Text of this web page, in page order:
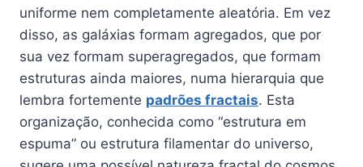
uniforme nem completamente aleatória. Em vez
disso, as galáxias formam agregados, que por
sua vez formam superagregados, que formam
estruturas ainda maiores, numa hierarquia que
lembra fortemente padrões fractais. Esta
organização, conhecida como “estrutura em
espuma” ou estrutura filamentar do universo,